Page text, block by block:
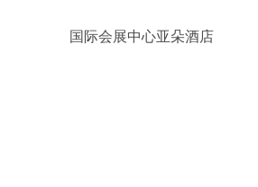
国际会展中心亚朵酒店